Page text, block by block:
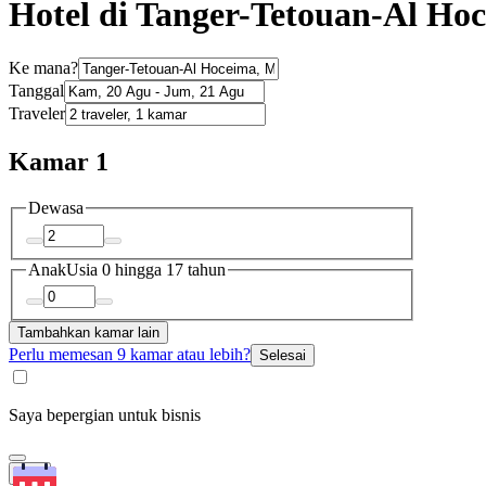
Hotel di Tanger-Tetouan-Al
Ke mana?
Tanggal
Traveler
Kamar 1
Dewasa
AnakUsia 0 hingga 17 tahun
Tambahkan kamar lain
Perlu memesan 9 kamar atau lebih? Selesai
Saya bepergian untuk bisnis
Cari